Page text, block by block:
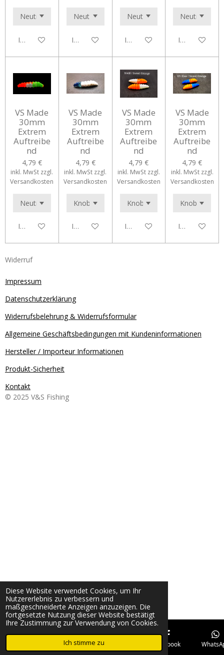
Diese Website verwendet Cookies, um Ihr
Nutzererlebnis zu verbessern und
maßgeschneiderte Anzeigen anzuzeigen. Die
fortgesetzte Nutzung dieser Website bestätigt
Ihre Zustimmung zur Verwendung von Cookies.
Ich stimme zu
In den WarenkorbIn den WarenkorbIn den WarenkorbIn den
VS Made
30mm
Extrem
Auftreibe
nd
4,79 €
inkl. MwSt zzgl.
Versandkosten
In den Warenkorb
VS Made
30mm
Extrem
Auftreibe
nd
4,79 €
inkl. MwSt zzgl.
Versandkosten
In den Warenkorb
VS Made
30mm
Extrem
Auftreibe
nd
4,79 €
inkl. MwSt zzgl.
Versandkosten
In den Warenkorb
VS Made
30mm
Extrem
Auftreibe
nd
4,79 €
inkl. MwSt zzgl.
Versandkosten
In den
Widerruf
Impressum
Datenschutzerklärung
Widerrufsbelehrung & Widerrufsformular
Allgemeine Geschäftsbedingungen mit Kundeninformationen
Hersteller / Importeur Informationen
Produkt-Sicherheit
Kontakt
© 2025 V&S Fishing
Telefon Facebook